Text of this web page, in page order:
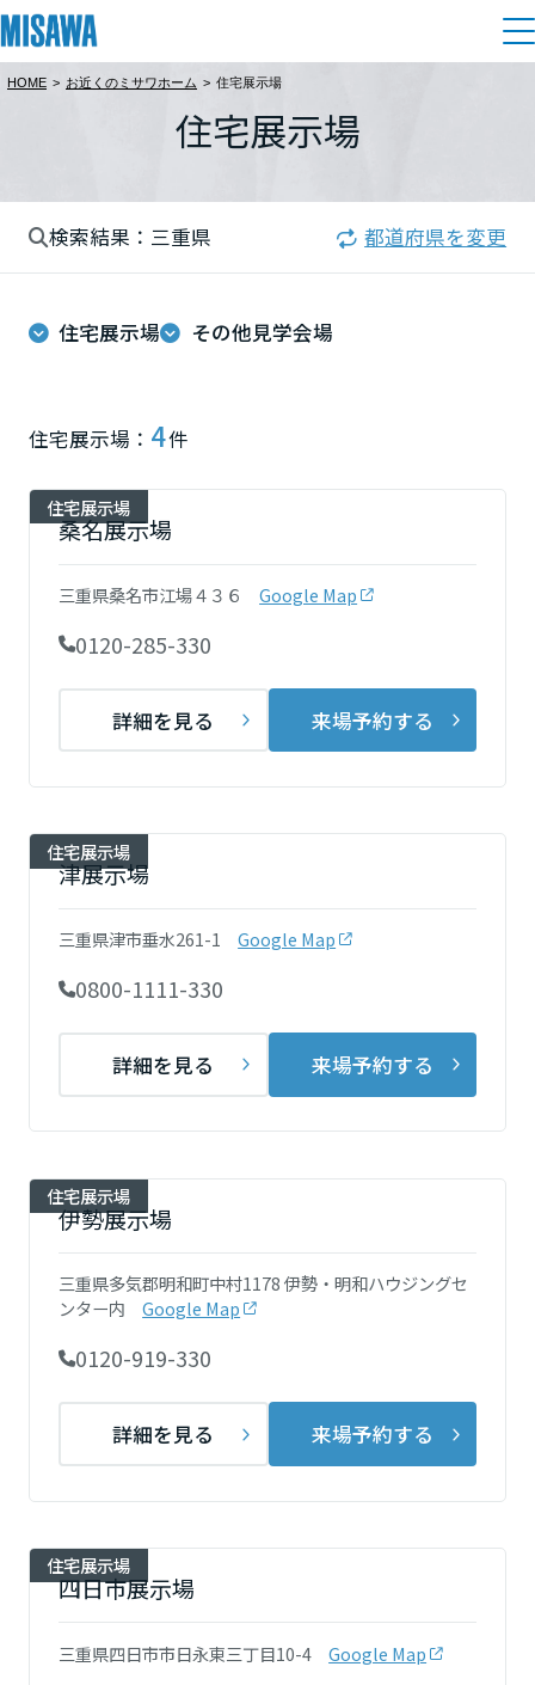
住まい
商品ラインアップ
インテリア
住まいづくりガイド
分譲住宅（建売・土地）検索
中古住宅検索
スムストック検索
住まいの売却
多彩な動画やこだわりが詰まった建築実例、注目の最新情報など、住
まいづくりを楽しく学べるデジタルラウンジです。
ホームラウンジ 新築・戸建て
個人のお客さま
賃貸住宅
店舗・各種施設
土地活用モデルルーム見学
社宅建築
これから土地活用・賃貸経営をご検討の方
土地活用の基礎から長期安定経営を目指すオーナー様まで、賃貸経営
に役立つ多彩な情報を幅広くお届けします。
戸建て・マンション
リフォームメニュー
事業用
事業用リノベーション
ホテル・旅館リフォーム
リフォーム営業所
これからリフォームをご検討の方
ホームラウンジ リフォーム
まちづくり
複合開発事業（ASMACI-アスマチ-）
再開発・官民連携事業
分譲マンション開発事業
収益不動産・投資開発事業
建築再生事業
事業用売買
事業用地・事業用建物
すべてのフィールドに新しい価値をデザインし、持続可能な未来志向
のまちづくりを実現していきます。
ミサワゼネラルソリューション
オーナーサポート
サポートメニュー
保証制度
アフターメンテナンス
ミサワリフォーム
お客様センター
ミサワホームオーナーさま・リフォーム工事ご契約者さまとミサワホ
ームを結ぶコミュニケーションサイト。お得・便利・安心なコンテン
ツや、ミサワホームからの大切なお知らせなど配信しています。
企業・IR情報
ニュース
MISAWAについて
SDGs
環境活動
採用情報
新卒者採用
中途採用
障がい者採用
ウエルネス事業
海外事業
ミサワアイデンティティ
展示場・イベント情報
カタログ請求
住まいのご相談
HOME > お近くのミサワホーム > 住宅展示場
住宅展示場
検索結果：三重県 都道府県を変更
住宅展示場 その他見学会場
住宅展示場： 4件
住宅展示場
桑名展示場
三重県桑名市江場４３６ Google Map
0120-285-330
詳細を見る 来場予約する
住宅展示場
津展示場
三重県津市垂水261-1 Google Map
0800-1111-330
詳細を見る 来場予約する
住宅展示場
伊勢展示場
三重県多気郡明和町中村1178 伊勢・明和ハウジングセ
ンター内
Google Map
0120-919-330
詳細を見る 来場予約する
住宅展示場
四日市展示場
三重県四日市市日永東三丁目10-4 Google Map
都道府県を選択
青森県
岩手県
宮城県
秋田県
山形県
福島県
関東
群馬県
埼玉県
神奈川県
甲信越・北陸